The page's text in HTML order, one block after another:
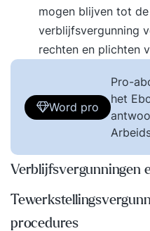
mogen blijven tot
verblijfsvergunning
rechten en plichten
Word pro
Pro-
het
Verblijfsvergunningen
procedures